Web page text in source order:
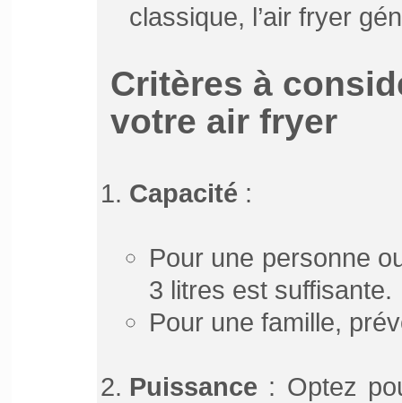
classique, l’air fryer
Critères à
votre air fryer
Capacité :
Pour une personne
3 litres est suffisante.
Pour une famille,
Puissance : Optez